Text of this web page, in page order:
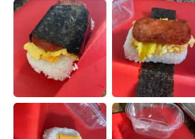
Deutsch 日本語
한국어 Русский
Indonesia Italiano
Türkçe Tiếng Việt